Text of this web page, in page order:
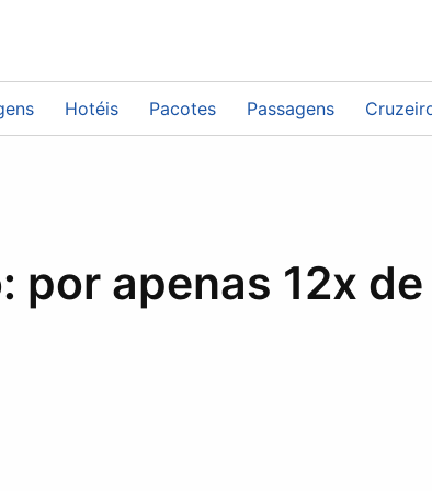
Hotéis Pacotes Passagens
por apenas
por apenas 12x